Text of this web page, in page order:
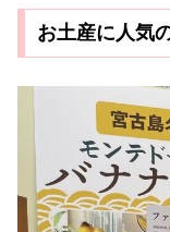
お土産に人気